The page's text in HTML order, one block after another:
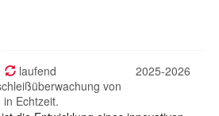
laufend
2025-2026
von
Echtzeit.